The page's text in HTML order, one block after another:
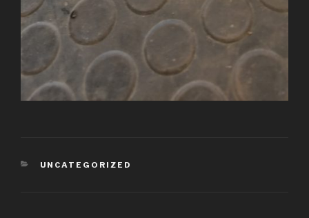
KATEGORIEN
UNCATEGORIZED